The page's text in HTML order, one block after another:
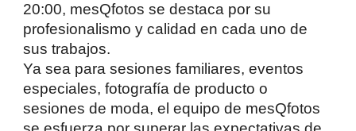
20:00, mesQfotos se destaca por su
profesionalismo y calidad en cada uno de
sus trabajos.
Ya sea para sesiones familiares, eventos
especiales, fotografía de producto o
sesiones de moda, el equipo de mesQfotos